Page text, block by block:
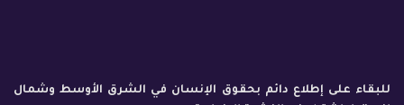
للبقاء على إطلاع دائم بحقوق الإنسان في الشرق الأوسط وشمال